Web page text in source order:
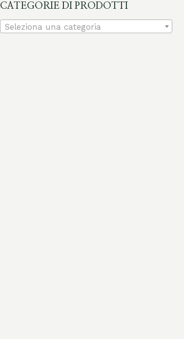
CATEGORIE DI PRODOTTI
Seleziona una categoria